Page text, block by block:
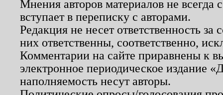
Мнения авторов материалов не
вступает в переписку с авторами.
Редакция не несет ответственность
них ответственны, соответственно,
Комментарии на сайте приравнены к
электронное периодическое издание
наполняемость несут авторы.